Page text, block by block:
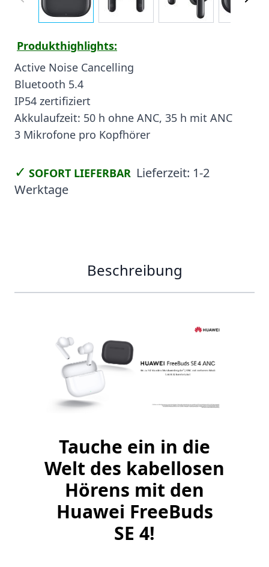
Produkthighlights:
Active Noise Cancelling
Bluetooth 5.4
IP54 zertifiziert
Akkulaufzeit: 50 h ohne ANC, 35 h mit ANC
3 Mikrofone pro Kopfhörer
✓ SOFORT LIEFERBAR Lieferzeit: 1-2
Werktage
Beschreibung
Tauche ein in die
Welt des kabellosen
Hörens mit den
Huawei FreeBuds
SE 4!